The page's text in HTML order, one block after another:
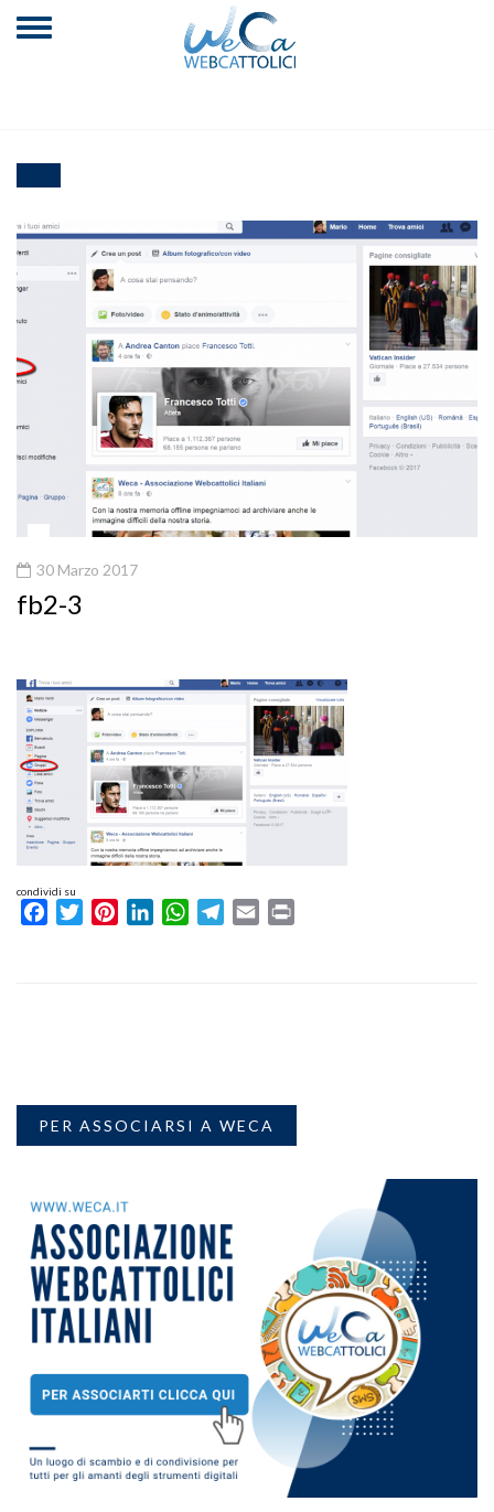
30 Marzo 2017
fb2-3
condividi su
FacebookTwitterPinterestLinkedInWhatsAppTelegram
Email
PER ASSOCIARSI A WECA